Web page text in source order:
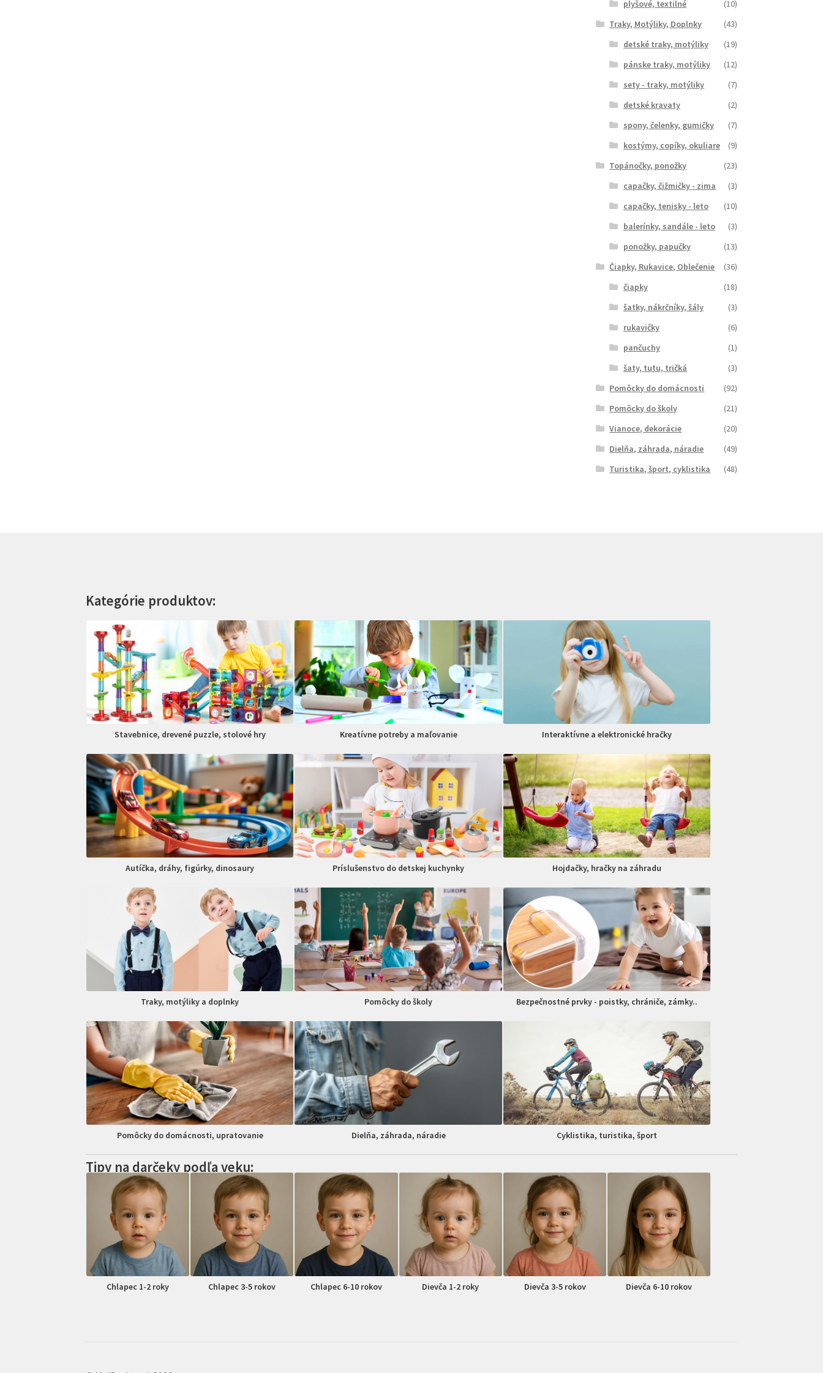
plyšové, textilné
(10)
Traky, Motýliky, Doplnky
(43)
detské traky, motýliky
(19)
pánske traky, motýliky
(12)
sety - traky, motýliky
(7)
detské kravaty
(2)
spony, čelenky, gumičky
(7)
kostýmy, copíky, okuliare
(9)
Topánočky, ponožky
(23)
capačky, čižmičky - zima
(3)
capačky, tenisky - leto
(10)
balerínky, sandále - leto
(3)
ponožky, papučky
(13)
Čiapky, Rukavice, Oblečenie
(36)
čiapky
(18)
šatky, nákrčníky, šály
(3)
rukavičky
(6)
pančuchy
(1)
šaty, tutu, tričká
(3)
Pomôcky do domácnosti
(92)
Pomôcky do školy
(21)
Vianoce, dekorácie
(20)
Dielňa, záhrada, náradie
(49)
Turistika, šport, cyklistika
(48)
Kategórie produktov:
Stavebnice, drevené puzzle, stolové hry Kreatívne potreby a maľovanie Interaktívne a elektronické hračky
Autíčka, dráhy, figúrky, dinosaury Príslušenstvo do detskej kuchynky Hojdačky, hračky na záhradu
Traky, motýliky a doplnky Pomôcky do školy Bezpečnostné prvky - poistky, chrániče, zámky..
Pomôcky do domácnosti, upratovanie Dielňa, záhrada, náradie Cyklistika, turistika, šport
Tipy na darčeky podľa veku:
Chlapec 1-2 roky Chlapec 3-5 rokov Chlapec 6-10 rokov Dievča 1-2 roky Dievča 3-5 rokov Dievča 6-10 rokov